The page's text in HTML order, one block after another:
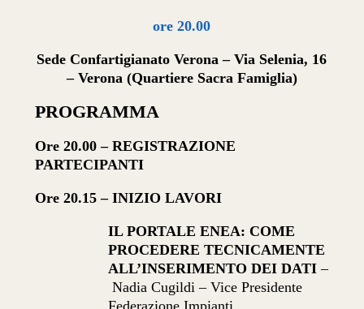
ore 20.00
Sede Confartigianato Verona –Via Selenia, 16
– Verona (Quartiere Sacra Famiglia)
PROGRAMMA
Ore 20.00 – REGISTRAZIONE
PARTECIPANTI
Ore 20.15 – INIZIO LAVORI
IL PORTALE ENEA: COME
PROCEDERE TECNICAMENTE
ALL’INSERIMENTO DEI DATI –
Nadia Cugildi – Vice Presidente